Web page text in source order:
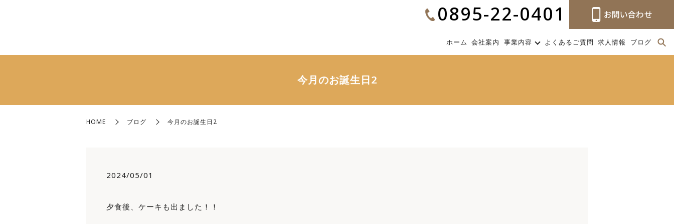
0895-22-0401
ホーム 会社案内 事業内容 よくあるご質問 求人情報 ブログ
今月のお誕生日2
HOME ブログ 今月のお誕生日2
2024/05/01
夕食後、ケーキも出ました！！